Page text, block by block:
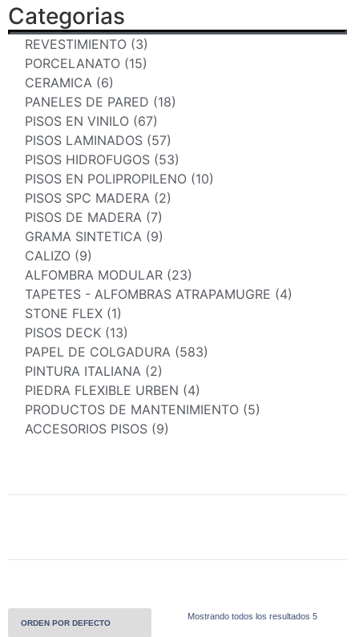
Categorias
REVESTIMIENTO (3)
PORCELANATO (15)
CERAMICA (6)
PANELES DE PARED (18)
PISOS EN VINILO (67)
PISOS LAMINADOS (57)
PISOS HIDROFUGOS (53)
PISOS EN POLIPROPILENO (10)
PISOS SPC MADERA (2)
PISOS DE MADERA (7)
GRAMA SINTETICA (9)
CALIZO (9)
ALFOMBRA MODULAR (23)
TAPETES - ALFOMBRAS ATRAPAMUGRE (4)
STONE FLEX (1)
PISOS DECK (13)
PAPEL DE COLGADURA (583)
PINTURA ITALIANA (2)
PIEDRA FLEXIBLE URBEN (4)
PRODUCTOS DE MANTENIMIENTO (5)
ACCESORIOS PISOS (9)
Mostrando todos los resultados 5